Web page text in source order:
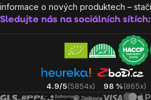
informace o nových produktech –
Sledujte nás na sociálních sítích:
4.9/5(5854x) 98 %(865x)